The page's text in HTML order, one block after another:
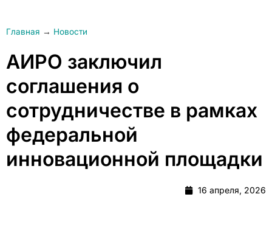
Главная → Новости
АИРО заключил
соглашения о
сотрудничестве в рамках
федеральной
инновационной площадки
16 апреля, 2026